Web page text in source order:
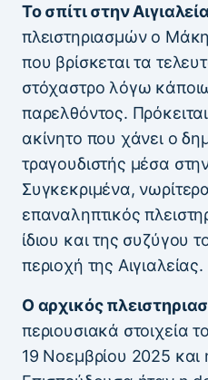
Το σπίτι στην Αιγιαλεία
πλειστηριασμών ο
που βρίσκεται τα
στόχαστρο λόγω
παρελθόντος.
ακίνητο που χάνει ο
τραγουδιστής μέσα
Συγκεκριμένα,
επαναληπτικός
ίδιου και της συζύγου
περιοχή της Αιγιαλείας.
Ο αρχικός
περιουσιακά στοιχεία
19 Νοεμβρίου 2025 και